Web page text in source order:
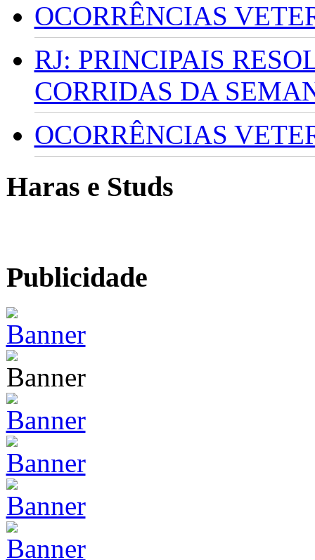
OCORRÊNCIAS
RJ: PRINCIPAIS
CORRIDAS DA
OCORRÊNCIAS
Haras e Studs
Publicidade